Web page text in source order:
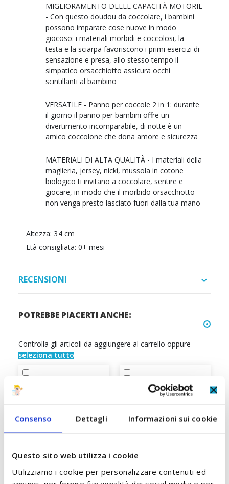
Consenso Dettagli Informazioni sui cookie
Questo sito web utilizza i cookie
Utilizziamo i cookie per personalizzare contenuti ed
MIGLIORAMENTO DELLE CAPACITÀ MOTORIE
- Con questo doudou da coccolare, i bambini
possono imparare cose nuove in modo
giocoso: i materiali morbidi e coccolosi, la
testa e la sciarpa favoriscono i primi esercizi di
sensazione e presa, allo stesso tempo il
simpatico orsacchiotto assicura occhi
scintillanti al bambino
VERSATILE - Panno per coccole 2 in 1: durante
il giorno il panno per bambini offre un
divertimento incomparabile, di notte è un
amico coccolone che dona amore e sicurezza
MATERIALI DI ALTA QUALITÀ - I materiali della
maglieria, jersey, nicki, mussola in cotone
biologico ti invitano a coccolare, sentire e
giocare, in modo che il morbido orsacchiotto
non venga presto lasciato fuori dalla tua mano
Altezza: 34 cm
Età consigliata: 0+ mesi
RECENSIONI
POTREBBE PIACERTI ANCHE:
Controlla gli articoli da aggiungere al carrello oppure
seleziona tutto